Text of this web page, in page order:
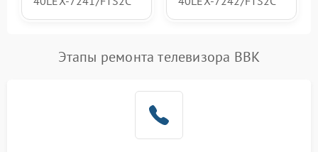
Этапы ремонта телевизора BBK